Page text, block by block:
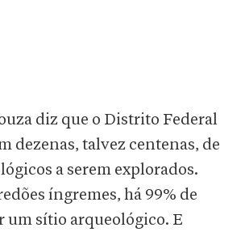
diz que o Distrito Federal
dezenas, talvez centenas, de
a serem explorados.
íngremes, há 99% de
um sítio arqueológico. E